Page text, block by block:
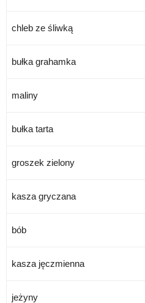
chleb ze śliwką
bułka grahamka
maliny
bułka tarta
groszek zielony
kasza gryczana
bób
kasza jęczmienna
jeżyny